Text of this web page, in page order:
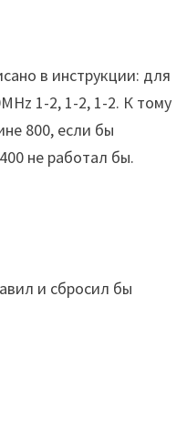
в инструкции: для
1-2, 1-2, 1-2. К тому
800, если бы
не работал бы.
и сбросил бы